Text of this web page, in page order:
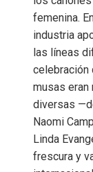
femenina.
industria
las líneas
celebración
musas
diversas
Naomi
Linda
frescura y